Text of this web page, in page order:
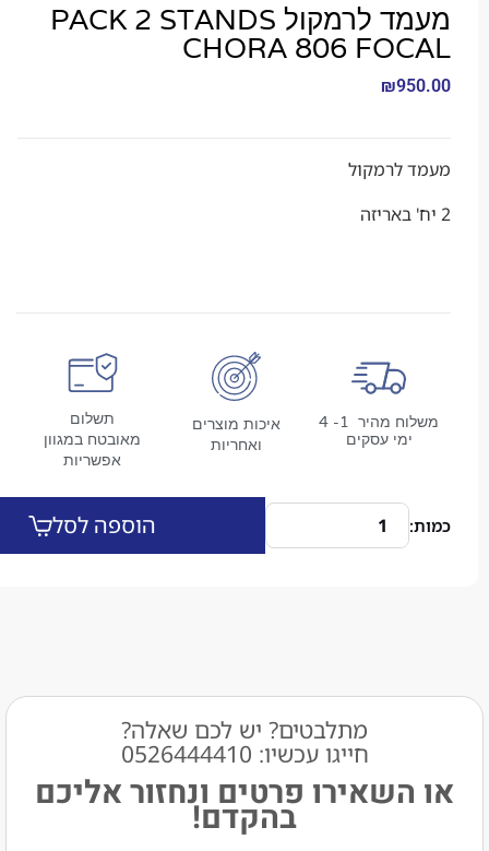
מעמד לרמקול PACK 2 STANDS
CHORA 806
משלוח מהיר 1- 4
איכות מוצרים
תשלום
מאובטח במגוון
הוספה לסל
מתלבטים? יש לכם שאלה?
חייגו עכשיו: 0526444410​
פרטים ונחזור אליכם
בהקדם!